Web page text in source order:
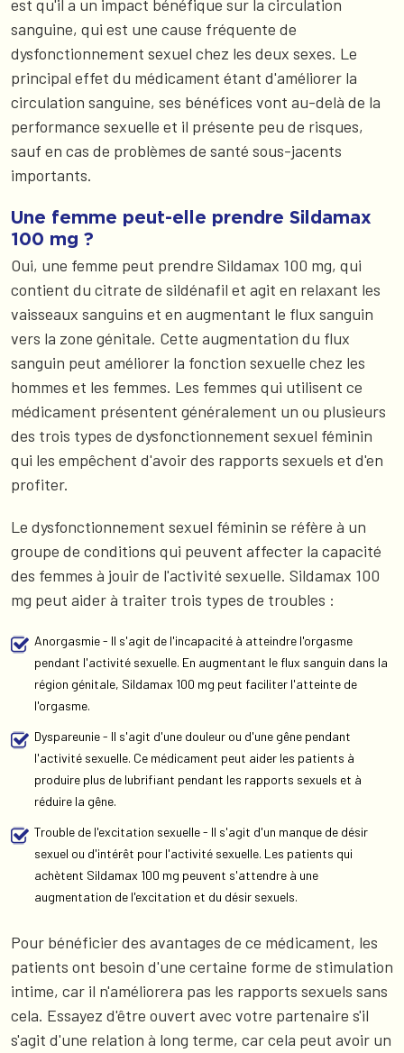
est qu'il a un impact bénéfique sur la circulation
sanguine, qui est une cause fréquente de
dysfonctionnement sexuel chez les deux sexes. Le
principal effet du médicament étant d'améliorer la
circulation sanguine, ses bénéfices vont au-delà de la
performance sexuelle et il présente peu de risques,
sauf en cas de problèmes de santé sous-jacents
importants.
Une femme peut-elle prendre Sildamax
100 mg ?
Oui, une femme peut prendre Sildamax 100 mg, qui
contient du citrate de sildénafil et agit en relaxant les
vaisseaux sanguins et en augmentant le flux sanguin
vers la zone génitale. Cette augmentation du flux
sanguin peut améliorer la fonction sexuelle chez les
hommes et les femmes. Les femmes qui utilisent ce
médicament présentent généralement un ou plusieurs
des trois types de dysfonctionnement sexuel féminin
qui les empêchent d'avoir des rapports sexuels et d'en
profiter.
Le dysfonctionnement sexuel féminin se réfère à un
groupe de conditions qui peuvent affecter la capacité
des femmes à jouir de l'activité sexuelle. Sildamax 100
mg peut aider à traiter trois types de troubles :
Anorgasmie - Il s'agit de l'incapacité à atteindre l'orgasme
pendant l'activité sexuelle. En augmentant le flux sanguin dans la
région génitale, Sildamax 100 mg peut faciliter l'atteinte de
l'orgasme.
Dyspareunie - Il s'agit d'une douleur ou d'une gêne pendant
l'activité sexuelle. Ce médicament peut aider les patients à
produire plus de lubrifiant pendant les rapports sexuels et à
réduire la gêne.
Trouble de l'excitation sexuelle - Il s'agit d'un manque de désir
sexuel ou d'intérêt pour l'activité sexuelle. Les patients qui
achètent Sildamax 100 mg peuvent s'attendre à une
augmentation de l'excitation et du désir sexuels.
Pour bénéficier des avantages de ce médicament, les
patients ont besoin d'une certaine forme de stimulation
intime, car il n'améliorera pas les rapports sexuels sans
cela. Essayez d'être ouvert avec votre partenaire s'il
s'agit d'une relation à long terme, car cela peut avoir un